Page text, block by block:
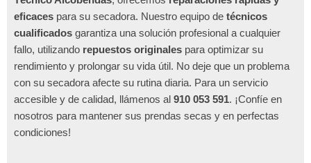
eficaces para su secadora. Nuestro equipo de técnicos
cualificados garantiza una solución profesional a cualquier
fallo, utilizando repuestos originales para optimizar su
rendimiento y prolongar su vida útil. No deje que un problema
con su secadora afecte su rutina diaria. Para un servicio
accesible y de calidad, llámenos al 910 053 591. ¡Confíe en
nosotros para mantener sus prendas secas y en perfectas
condiciones!